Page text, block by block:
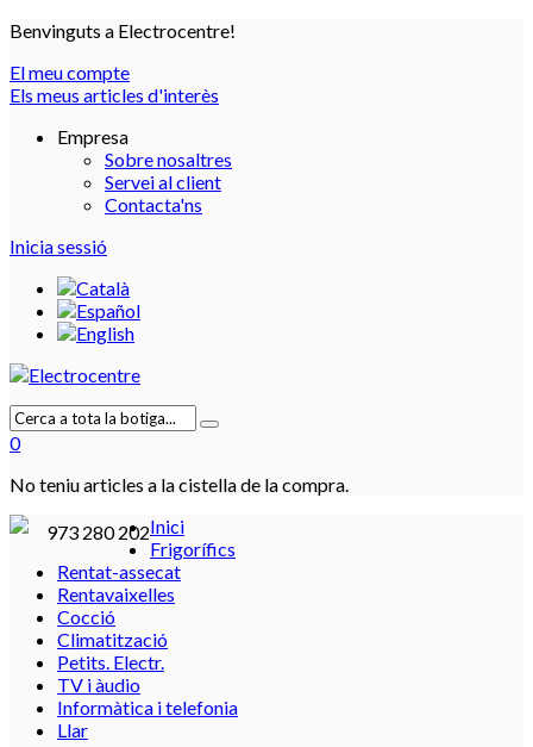
Benvinguts a Electrocentre!
El meu compte
Els meus articles d'interès
Empresa
Sobre nosaltres
Servei al client
Contacta'ns
Inicia sessió
0
No teniu articles a la cistella de la compra.
973 280 202Inici
Frigorífics
Rentat-assecat
Rentavaixelles
Cocció
Climatització
Petits. Electr.
TV i àudio
Informàtica i telefonia
Llar